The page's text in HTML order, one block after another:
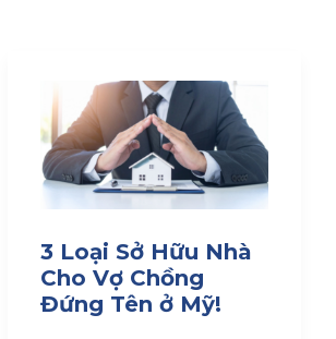
3 Loại Sở Hữu Nhà
Cho Vợ Chồng
Đứng Tên ở Mỹ!